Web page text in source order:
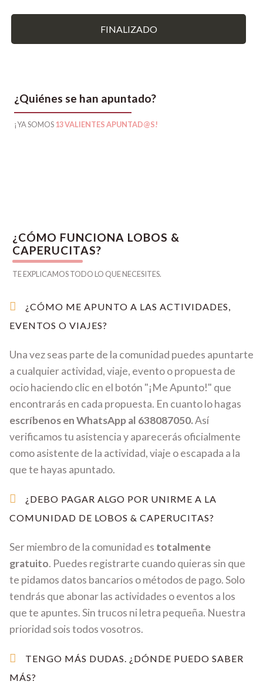
FINALIZADO
¿Quiénes se han apuntado?
¡YA SOMOS13 VALIENTES APUNTAD@S!
¿CÓMO FUNCIONA LOBOS &
CAPERUCITAS?
TE EXPLICAMOS TODO LO QUE NECESITES.
¿CÓMO ME APUNTO A LAS ACTIVIDADES,
EVENTOS O VIAJES?
Una vez seas parte de la comunidad puedes apuntarte
a cualquier actividad, viaje, evento o propuesta de
ocio haciendo clic en el botón "¡Me Apunto!" que
encontrarás en cada propuesta. En cuanto lo hagas
escríbenos en WhatsApp al 638087050.Así
verificamos tu asistencia y aparecerás oficialmente
como asistente de la actividad, viaje o escapada a la
que te hayas apuntado.
¿DEBO PAGAR ALGO POR UNIRME A LA
COMUNIDAD DE LOBOS & CAPERUCITAS?
Ser miembro de la comunidad es totalmente
gratuito. Puedes registrarte cuando quieras sin que
te pidamos datos bancarios o métodos de pago. Solo
tendrás que abonar las actividades o eventos a los
que te apuntes. Sin trucos ni letra pequeña. Nuestra
prioridad sois todos vosotros.
TENGO MÁS DUDAS. ¿DÓNDE PUEDO SABER
MÁS?